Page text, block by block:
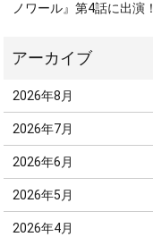
ノワール』第4話に出演！
2026年8月
2026年7月
2026年6月
2026年5月
2026年4月